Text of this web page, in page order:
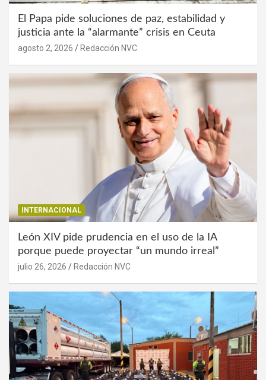
El Papa pide soluciones de paz, estabilidad y
justicia ante la “alarmante” crisis en Ceuta
agosto 2, 2026 Redacción NVC
INTERNACIONAL
León XIV pide prudencia en el uso de la IA
porque puede proyectar “un mundo irreal”
julio 26, 2026 Redacción NVC